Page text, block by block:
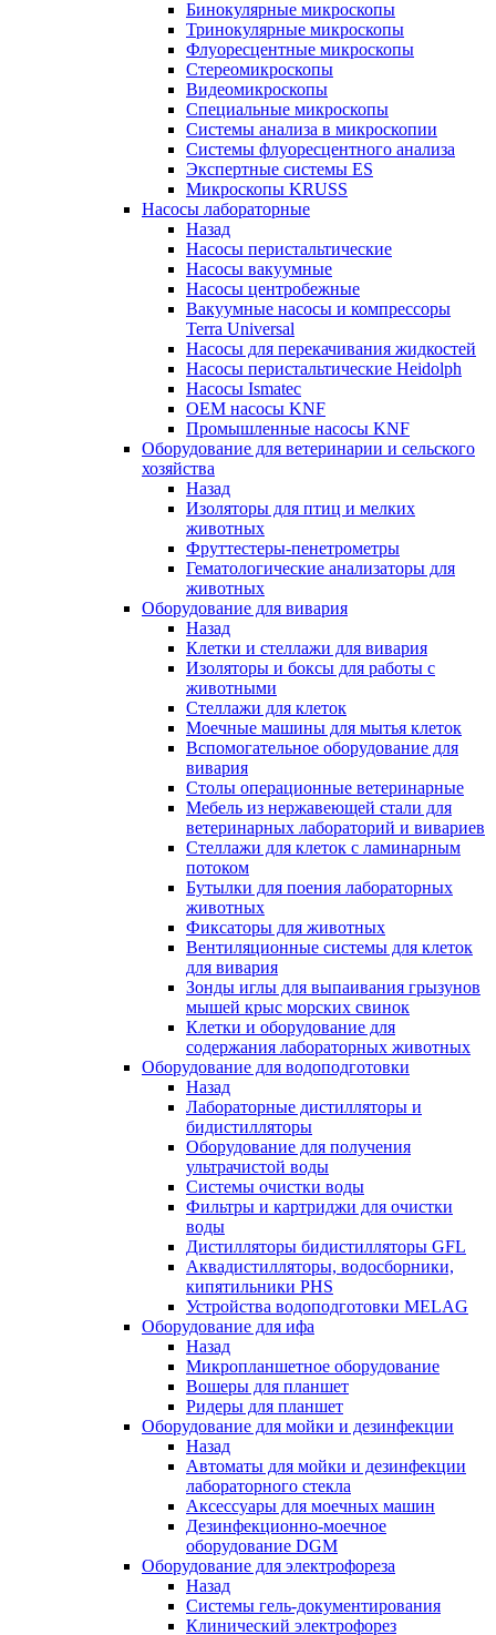
Бинокулярные микроскопы
Тринокулярные микроскопы
Флуоресцентные микроскопы
Стереомикроскопы
Видеомикроскопы
Специальные микроскопы
Системы анализа в микроскопии
Системы флуоресцентного анализа
Экспертные системы ES
Микроскопы KRUSS
Насосы лабораторные
Назад
Насосы перистальтические
Насосы вакуумные
Насосы центробежные
Вакуумные насосы и компрессоры
Terra Universal
Насосы для перекачивания жидкостей
Насосы перистальтические Heidolph
Насосы Ismatec
OEM насосы KNF
Промышленные насосы KNF
Оборудование для ветеринарии и сельского
хозяйства
Назад
Изоляторы для птиц и мелких
животных
Фруттестеры-пенетрометры
Гематологические анализаторы для
животных
Оборудование для вивария
Назад
Клетки и стеллажи для вивария
Изоляторы и боксы для работы с
животными
Стеллажи для клеток
Моечные машины для мытья клеток
Вспомогательное оборудование для
вивария
Столы операционные ветеринарные
Мебель из нержавеющей стали для
ветеринарных лабораторий и вивариев
Стеллажи для клеток с ламинарным
потоком
Бутылки для поения лабораторных
животных
Фиксаторы для животных
Вентиляционные системы для клеток
для вивария
Зонды иглы для выпаивания грызунов
мышей крыс морских свинок
Клетки и оборудование для
содержания лабораторных животных
Оборудование для водоподготовки
Назад
Лабораторные дистилляторы и
бидистилляторы
Оборудование для получения
ультрачистой воды
Системы очистки воды
Фильтры и картриджи для очистки
воды
Дистилляторы бидистилляторы GFL
Аквадистилляторы, водосборники,
кипятильники PHS
Устройства водоподготовки MELAG
Оборудование для ифа
Назад
Микропланшетное оборудование
Вошеры для планшет
Ридеры для планшет
Оборудование для мойки и дезинфекции
Назад
Автоматы для мойки и дезинфекции
лабораторного стекла
Аксессуары для моечных машин
Дезинфекционно-моечное
оборудование DGM
Оборудование для электрофореза
Назад
Системы гель-документирования
Клинический электрофорез